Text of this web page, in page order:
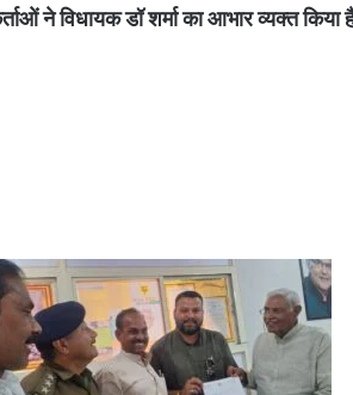
ने विधायक डॉ शर्मा का आभार व्यक्त किया